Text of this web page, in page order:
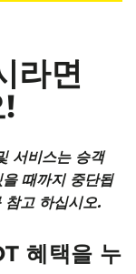
라면
서비스는 승객
때까지 중단됩
참고 하십시오.
혜택을 누